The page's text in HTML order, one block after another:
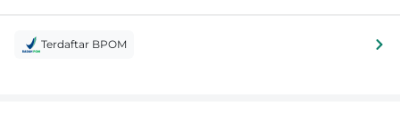
Terdaftar BPOM